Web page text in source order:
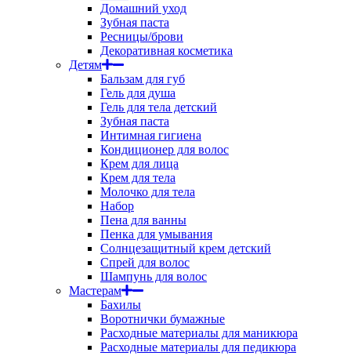
Домашний уход
Зубная паста
Ресницы/брови
Декоративная косметика
Детям
Бальзам для губ
Гель для душа
Гель для тела детский
Зубная паста
Интимная гигиена
Кондиционер для волос
Крем для лица
Крем для тела
Молочко для тела
Набор
Пена для ванны
Пенка для умывания
Солнцезащитный крем детский
Спрей для волос
Шампунь для волос
Мастерам
Бахилы
Воротнички бумажные
Расходные материалы для маникюра
Расходные материалы для педикюра